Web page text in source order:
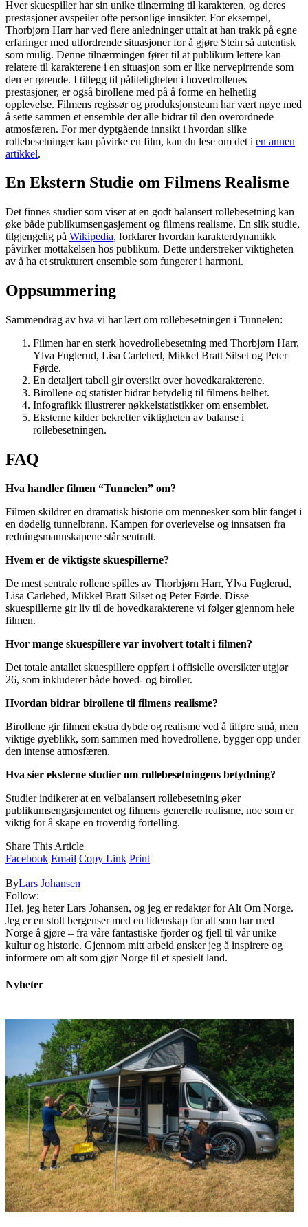
Hver skuespiller har sin unike tilnærming til karakteren, og deres
prestasjoner avspeiler ofte personlige innsikter. For eksempel,
Thorbjørn Harr har ved flere anledninger uttalt at han trakk på egne
erfaringer med utfordrende situasjoner for å gjøre Stein så autentisk
som mulig. Denne tilnærmingen fører til at publikum lettere kan
relatere til karakterene i en situasjon som er like nervepirrende som
den er rørende. I tillegg til påliteligheten i hovedrollenes
prestasjoner, er også birollene med på å forme en helhetlig
opplevelse. Filmens regissør og produksjonsteam har vært nøye med
å sette sammen et ensemble der alle bidrar til den overordnede
atmosfæren. For mer dyptgående innsikt i hvordan slike
rollebesetninger kan påvirke en film, kan du lese om det i en annen
artikkel.
En Ekstern Studie om Filmens Realisme
Det finnes studier som viser at en godt balansert rollebesetning kan
øke både publikumsengasjement og filmens realisme. En slik studie,
tilgjengelig på Wikipedia, forklarer hvordan karakterdynamikk
påvirker mottakelsen hos publikum. Dette understreker viktigheten
av å ha et strukturert ensemble som fungerer i harmoni.
Oppsummering
Sammendrag av hva vi har lært om rollebesetningen i Tunnelen:
Filmen har en sterk hovedrollebesetning med Thorbjørn Harr,
Ylva Fuglerud, Lisa Carlehed, Mikkel Bratt Silset og Peter
Førde.
En detaljert tabell gir oversikt over hovedkarakterene.
Birollene og statister bidrar betydelig til filmens helhet.
Infografikk illustrerer nøkkelstatistikker om ensemblet.
Eksterne kilder bekrefter viktigheten av balanse i
rollebesetningen.
FAQ
Hva handler filmen “Tunnelen” om?
Filmen skildrer en dramatisk historie om mennesker som blir fanget i
en dødelig tunnelbrann. Kampen for overlevelse og innsatsen fra
redningsmannskapene står sentralt.
Hvem er de viktigste skuespillerne?
De mest sentrale rollene spilles av Thorbjørn Harr, Ylva Fuglerud,
Lisa Carlehed, Mikkel Bratt Silset og Peter Førde. Disse
skuespillerne gir liv til de hovedkarakterene vi følger gjennom hele
filmen.
Hvor mange skuespillere var involvert totalt i filmen?
Det totale antallet skuespillere oppført i offisielle oversikter utgjør
26, som inkluderer både hoved- og biroller.
Hvordan bidrar birollene til filmens realisme?
Birollene gir filmen ekstra dybde og realisme ved å tilføre små, men
viktige øyeblikk, som sammen med hovedrollene, bygger opp under
den intense atmosfæren.
Hva sier eksterne studier om rollebesetningens betydning?
Studier indikerer at en velbalansert rollebesetning øker
publikumsengasjementet og filmens generelle realisme, noe som er
viktig for å skape en troverdig fortelling.
Share This Article
Facebook Email Copy Link Print
ByLars Johansen
Follow:
Hei, jeg heter Lars Johansen, og jeg er redaktør for Alt Om Norge.
Jeg er en stolt bergenser med en lidenskap for alt som har med
Norge å gjøre – fra våre fantastiske fjorder og fjell til vår unike
kultur og historie. Gjennom mitt arbeid ønsker jeg å inspirere og
informere om alt som gjør Norge til et spesielt land.
Nyheter